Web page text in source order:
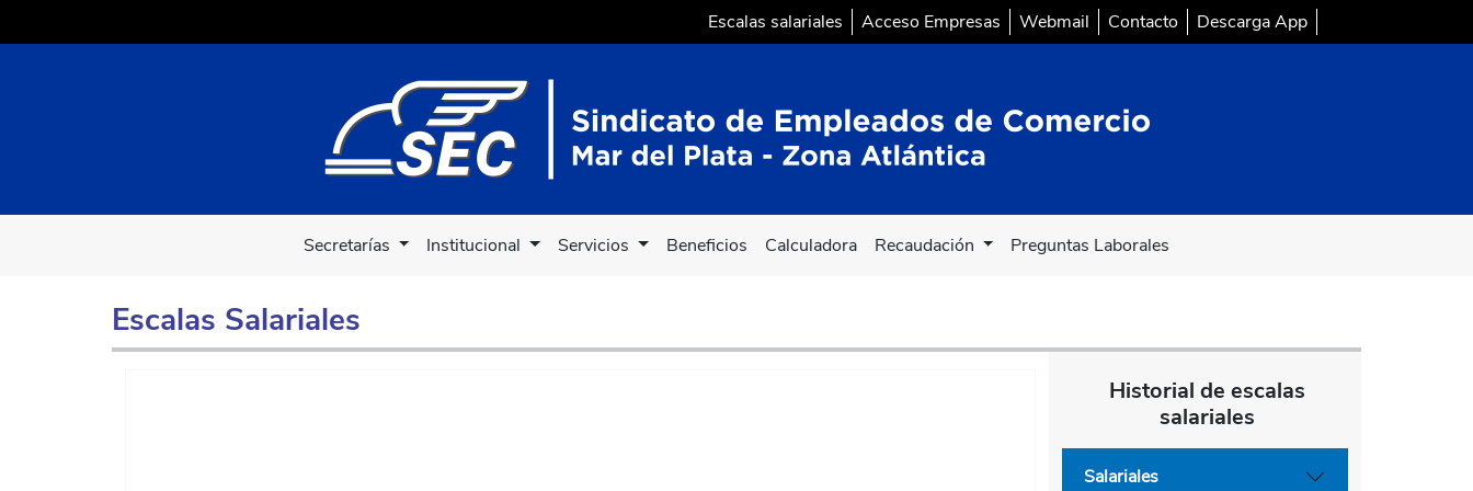
Escalas salariales Acceso Empresas Webmail Contacto Descarga App
Secretarías Institucional Servicios Beneficios Calculadora Recaudación Preguntas Laborales
Escalas Salariales
Historial de escalas
salariales
Salariales